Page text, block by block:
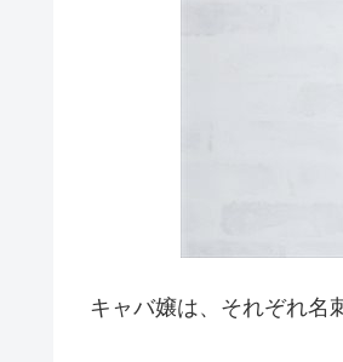
キャバ嬢は、それぞれ名